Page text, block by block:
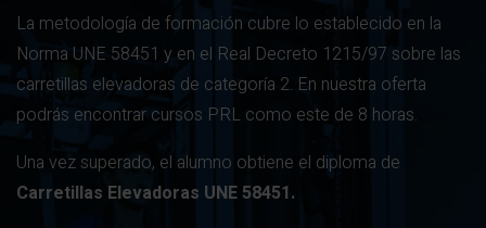
La metodología de formación cubre lo establecido en la
Norma UNE 58451 y en el Real Decreto 1215/97 sobre las
carretillas elevadoras de categoría 2. En nuestra oferta
podrás encontrar cursos PRL como este de 8 horas.
Una vez superado, el alumno obtiene el diploma de
Carretillas Elevadoras UNE 58451.